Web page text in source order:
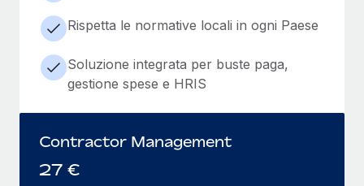
Rispetta le normative locali in ogni Paese
Soluzione integrata per buste paga,
gestione spese e HRIS
Contractor Management
27 €